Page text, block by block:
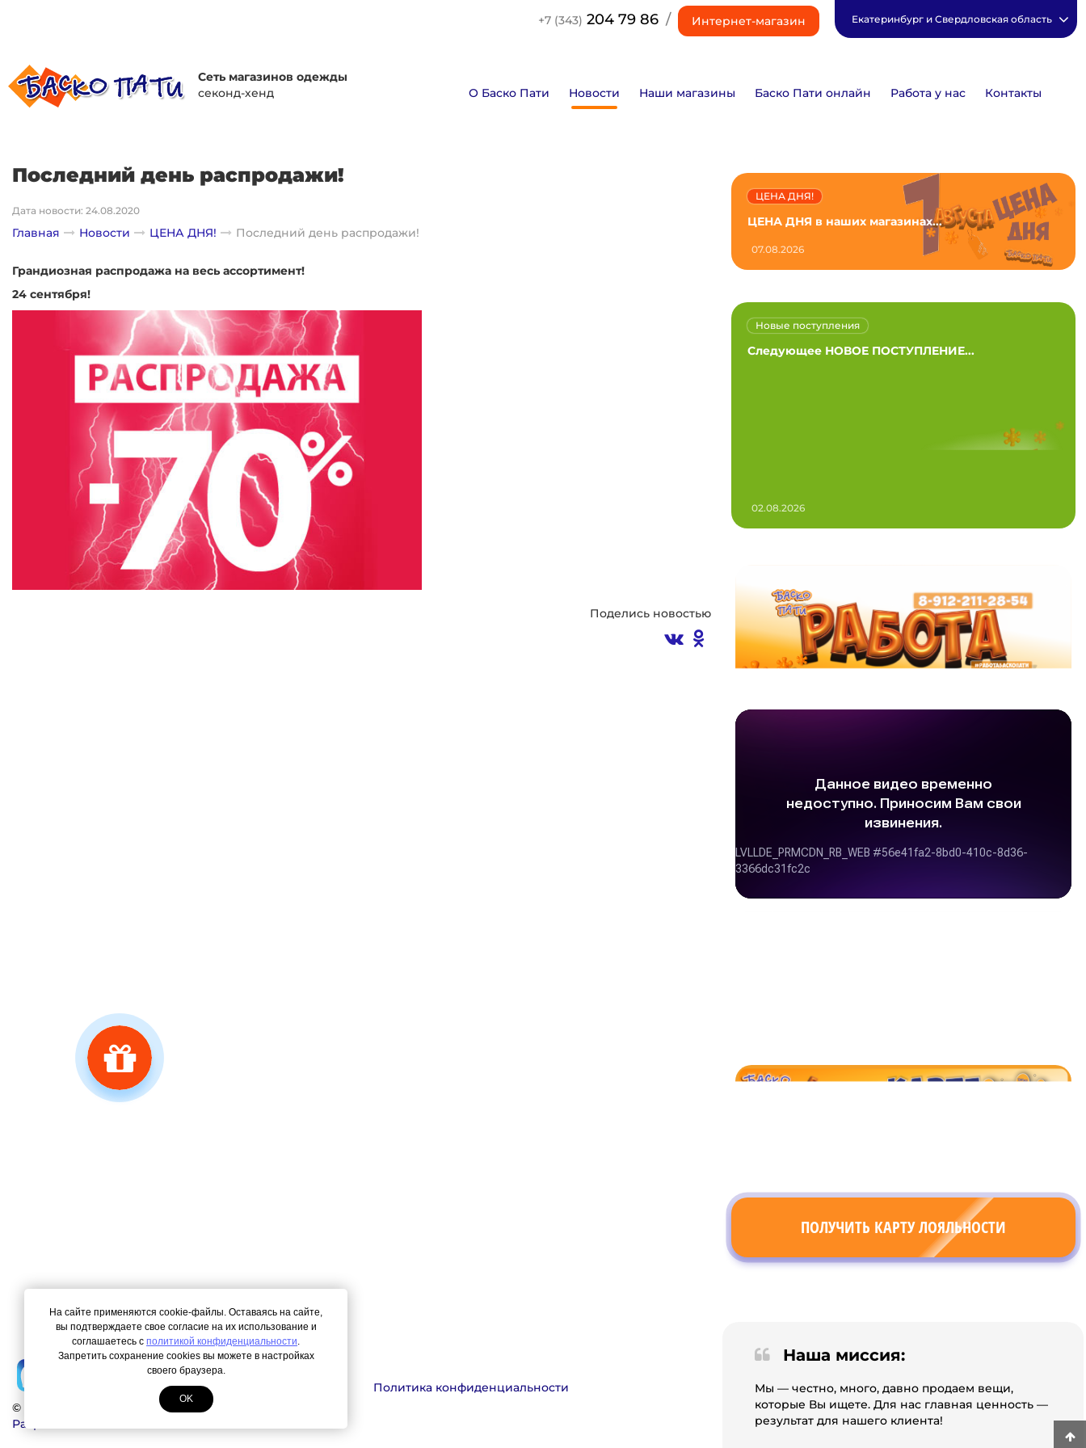
+7 (343) 204 79 86 / Интернет-магазин Екатеринбург и Свердловская область
Сеть магазинов одежды
секонд-хенд
О Баско Пати Новости Наши магазины Баско Пати онлайн Работа у нас Контакты
Последний день распродажи!
Дата новости: 24.08.2020
Главная Новости ЦЕНА ДНЯ! Последний день распродажи!
Грандиозная распродажа на весь ассортимент!
24 сентября!
Поделись новостью
ЦЕНА ДНЯ в наших магазинах...
ЦЕНА ДНЯ!
07.08.2026
Следующее НОВОЕ ПОСТУПЛЕНИЕ...
Новые поступления
02.08.2026
ПОЛУЧИТЬ КАРТУ ЛОЯЛЬНОСТИ
© Copyright 2000-2026. Все права защищены.
Разработка сайта
Политика конфиденциальности
Наша миссия:
Мы — честно, много, давно продаем вещи,
которые Вы ищете. Для нас главная ценность —
результат для нашего клиента!
На сайте применяются cookie-файлы. Оставаясь на сайте,
вы подтверждаете свое согласие на их использование и
соглашаетесь с политикой конфиденциальности.
Запретить сохранение cookies вы можете в настройках
своего браузера.
OK